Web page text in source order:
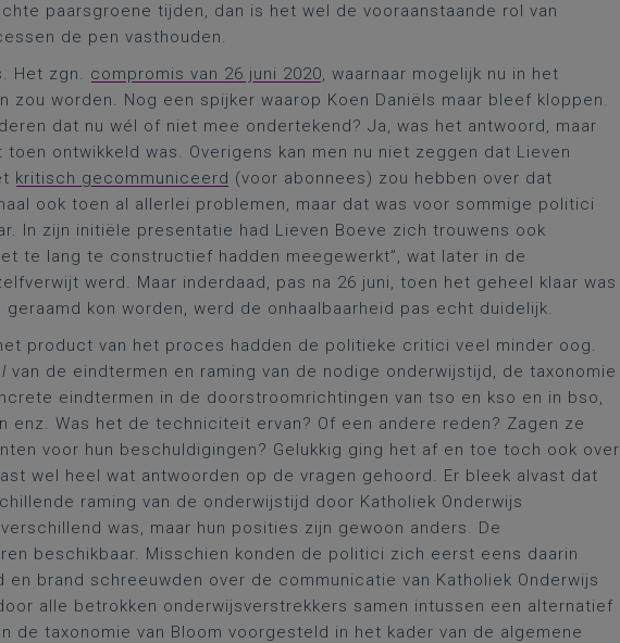
paarsgroene tijden, dan is het wel de vooraanstaande rol van
de pen vasthouden.
Het zgn. compromis van 26 juni 2020, waarnaar mogelijk nu in het
zou worden. Nog een spijker waarop Koen Daniëls maar bleef kloppen.
dat nu wél of niet mee ondertekend? Ja, was het antwoord, maar
ontwikkeld was. Overigens kan men nu niet zeggen dat Lieven
kritisch gecommuniceerd (voor abonnees) zou hebben over dat
ook toen al allerlei problemen, maar dat was voor sommige politici
In zijn initiële presentatie had Lieven Boeve zich trouwens ook
te lang te constructief hadden meegewerkt”, wat later in de
werd. Maar inderdaad, pas na 26 juni, toen het geheel klaar was
kon worden, werd de onhaalbaarheid pas echt duidelijk.
product van het proces hadden de politieke critici veel minder oog.
van de eindtermen en raming van de nodige onderwijstijd, de taxonomie
eindtermen in de doorstroomrichtingen van tso en kso en in bso,
enz. Was het de techniciteit ervan? Of een andere reden? Zagen ze
voor hun beschuldigingen? Gelukkig ging het af en toe toch ook over
wel heel wat antwoorden op de vragen gehoord. Er bleek alvast dat
raming van de onderwijstijd door Katholiek Onderwijs
was, maar hun posities zijn gewoon anders. De
beschikbaar. Misschien konden de politici zich eerst eens daarin
brand schreeuwden over de communicatie van Katholiek Onderwijs
alle betrokken onderwijsverstrekkers samen intussen een alternatief
de taxonomie van Bloom voorgesteld in het kader van de algemene